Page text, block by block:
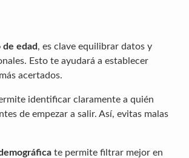
de edad, es clave equilibrar datos y
Esto te ayudará a establecer
más acertados.
identificar claramente a quién
de empezar a salir. Así, evitas malas
te permite filtrar mejor en